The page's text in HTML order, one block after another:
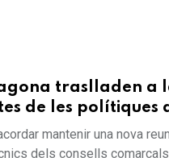
traslladen a
de les polítiques
mantenir una nova
dels consells comarcals